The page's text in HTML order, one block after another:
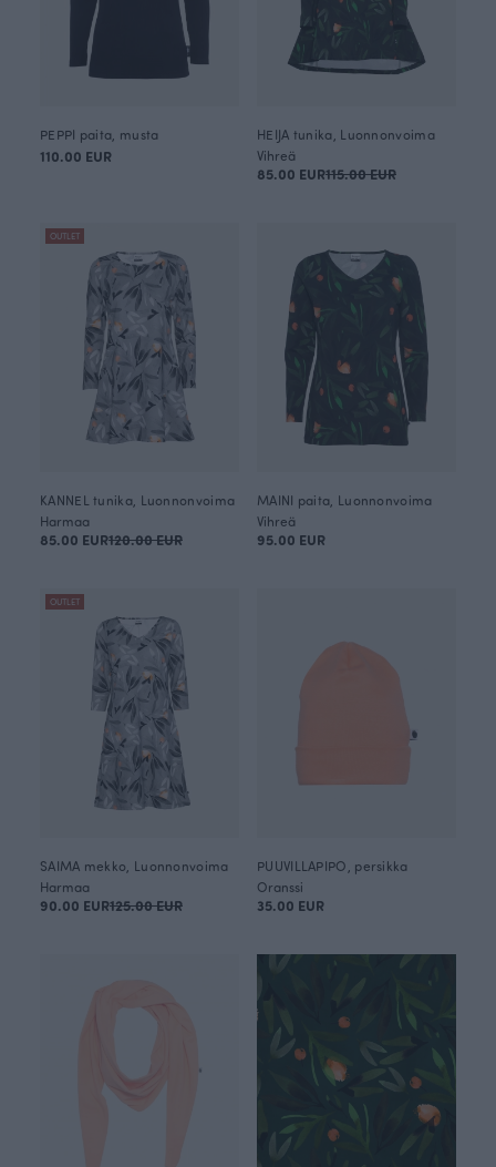
PEPPI paita, musta
110.00 EUR
HEIJA tunika, Luonnonvoima
Vihreä
85.00 EUR115.00 EUR
OUTLET
KANNEL tunika, Luonnonvoima
Harmaa
85.00 EUR120.00 EUR
MAINI paita, Luonnonvoima
Vihreä
95.00 EUR
OUTLET
SAIMA mekko, Luonnonvoima
Harmaa
90.00 EUR125.00 EUR
PUUVILLAPIPO, persikka
Oranssi
35.00 EUR